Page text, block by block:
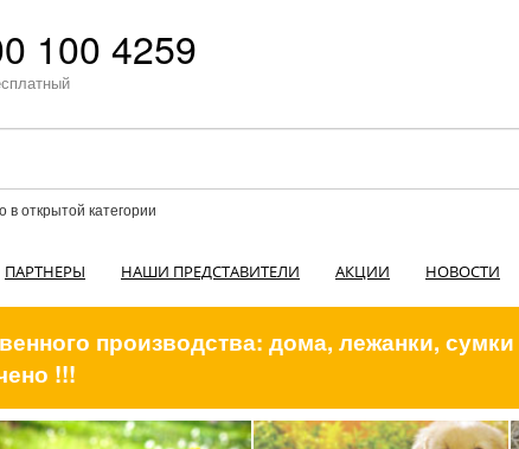
100 4259
в открытой категории
ПАРТНЕРЫ НАШИ ПРЕДСТАВИТЕЛИ АКЦИИ НОВОСТИ
производства: дома, лежанки,
!!!